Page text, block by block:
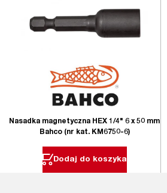
Nasadka magnetyczna HEX 1/4" 6 x 50 mm
Bahco (nr kat. KM6750-6)
Dodaj do koszyka